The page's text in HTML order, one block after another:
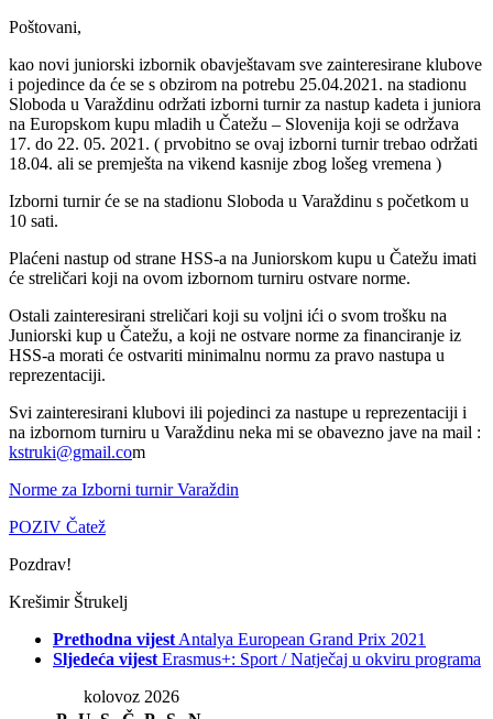
Poštovani,
kao novi juniorski izbornik obavještavam sve zainteresirane klubove
i pojedince da će se s obzirom na potrebu 25.04.2021. na stadionu
Sloboda u Varaždinu održati izborni turnir za nastup kadeta i juniora
na Europskom kupu mladih u Čatežu – Slovenija koji se održava
17. do 22. 05. 2021. ( prvobitno se ovaj izborni turnir trebao održati
18.04. ali se premješta na vikend kasnije zbog lošeg vremena )
Izborni turnir će se na stadionu Sloboda u Varaždinu s početkom u
10 sati.
Plaćeni nastup od strane HSS-a na Juniorskom kupu u Čatežu imati
će streličari koji na ovom izbornom turniru ostvare norme.
Ostali zainteresirani streličari koji su voljni ići o svom trošku na
Juniorski kup u Čatežu, a koji ne ostvare norme za financiranje iz
HSS-a morati će ostvariti minimalnu normu za pravo nastupa u
reprezentaciji.
Svi zainteresirani klubovi ili pojedinci za nastupe u reprezentaciji i
na izbornom turniru u Varaždinu neka mi se obavezno jave na mail :
kstruki@gmail.com
Norme za Izborni turnir Varaždin
POZIV Čatež
Pozdrav!
Krešimir Štrukelj
Prethodna vijest Antalya European Grand Prix 2021
Sljedeća vijest Erasmus+: Sport / Natječaj u okviru programa
kolovoz 2026